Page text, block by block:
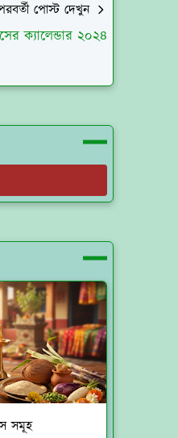
পোস্ট দেখুন
ক্যালেন্ডার ২০২৪
সমূহ